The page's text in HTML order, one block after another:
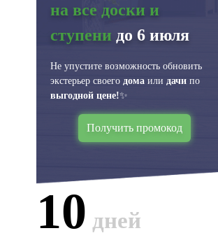
на все доски и
ступени до 6 июля
Не упустите возможность обновить
экстерьер своего дома или дачи по
выгодной цене!✨
Получить промокод
10дней